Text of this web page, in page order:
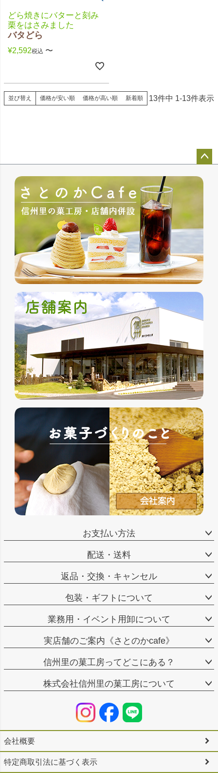
どら焼きにバターと刻み
栗をはさみました
バタどら
¥2,592税込 〜
並び替え 価格が安い順 価格が高い順 新着順 13件中 1-13件表示
ジト
お支払い方法
配送・送料
返品・交換・キャンセル
包装・ギフトについて
業務用・イベント用卸について
実店舗のご案内《さとのかcafe》
信州里の菓工房ってどこにある？
株式会社信州里の菓工房について
会社概要
特定商取引法に基づく表示